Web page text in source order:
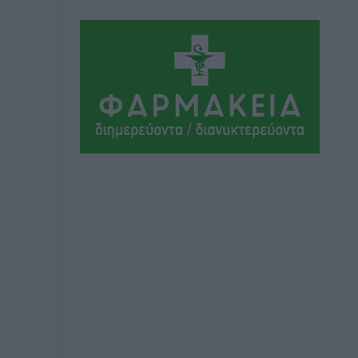
Ιάλυσος Β’: Νωρίς νωρίς μπήκαν στα
βάσανα της προετοιμασίας
πριν 6 ώρες
Εθνικός Αρχίπολης: Μεγάλο βήμα
προόδου η ίδρυση Ακαδημίας